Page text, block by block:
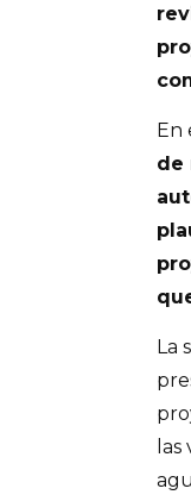
En
de
La